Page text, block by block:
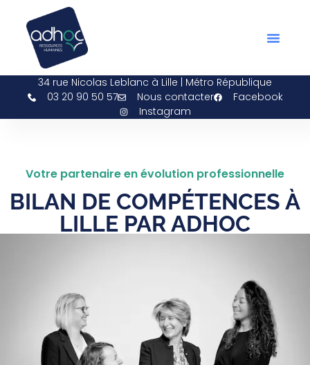
34 rue Nicolas Leblanc à Lille | Métro République
03 20 90 50 57
Nous contacter
Facebook
Instagram
Votre partenaire en évolution professionnelle
BILAN DE COMPÉTENCES À
LILLE PAR ADHOC